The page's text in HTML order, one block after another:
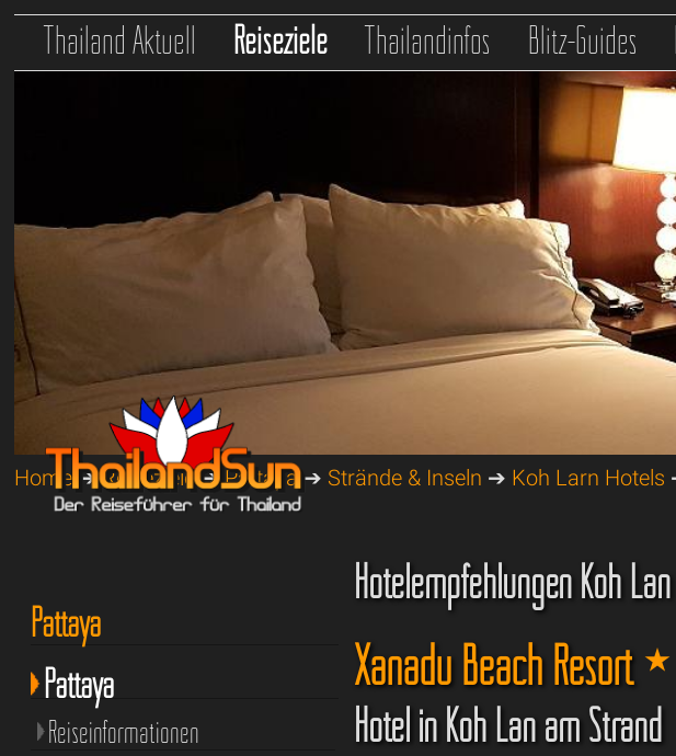
Thailand Aktuell Reiseziele Thailandinfos Blitz-Guides
Home➔Reiseziele➔Pattaya➔ Strände & Inseln ➔ Koh Larn Hotels
Hotelempfehlungen Koh Lan
Xanadu Beach Resort
Hotel in Koh Lan am Strand
Pattaya
Pattaya
Reiseinformationen